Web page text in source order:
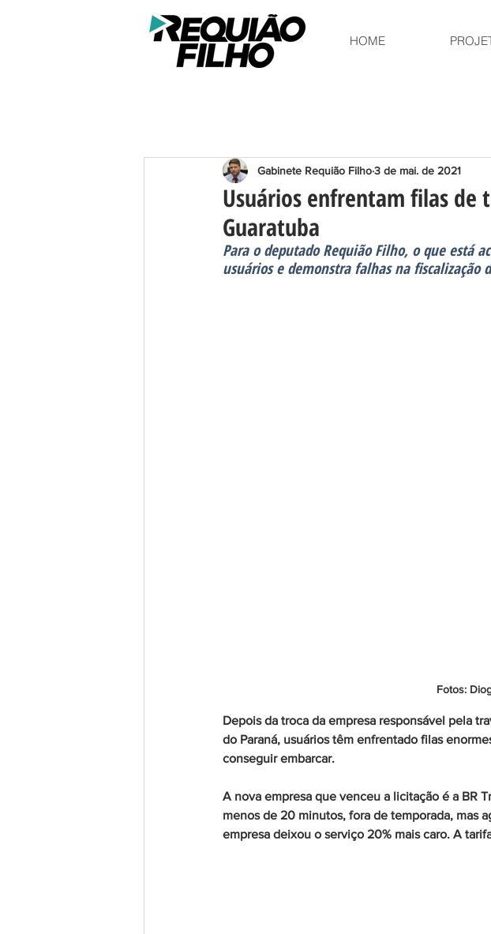
HOME
Usuários enfrentam filas de
Guaratuba
Gabinete Requião Filho3 de mai. de 2021
Para o deputado Requião Filho, o que está
usuários e demonstra falhas na fiscalização
Fotos:
Depois da troca da empresa responsável pela
do Paraná, usuários têm enfrentado filas
conseguir embarcar.
A nova empresa que venceu a licitação é a BR
menos de 20 minutos, fora de temporada, mas
empresa deixou o serviço 20% mais caro. A